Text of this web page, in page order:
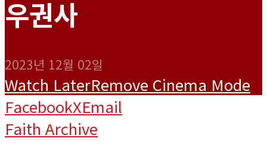
우권사
2023년 12월 02일
Watch LaterRemove Cinema Mode
FacebookXEmail
Faith Archive